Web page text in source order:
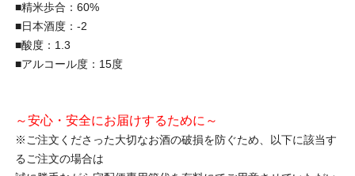
■精米歩合：60%
■日本酒度：-2
■酸度：1.3
■アルコール度：15度
～安心・安全にお届けするために～
※ご注文くださった大切なお酒の破損を防ぐため、以下に該当す
るご注文の場合は